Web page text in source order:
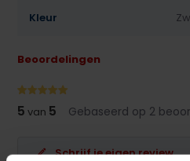
Kleur
Beoordelingen
5 van 5 Gebaseerd op 2
Schrijf je eigen review